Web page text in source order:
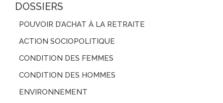
DOSSIERS
POUVOIR D’ACHAT À LA RETRAITE
ACTION SOCIOPOLITIQUE
CONDITION DES FEMMES
CONDITION DES HOMMES
ENVIRONNEMENT